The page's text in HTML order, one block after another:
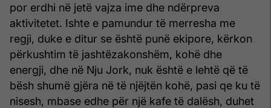
por erdhi në jetë vajza ime dhe ndërpreva
aktivitetet. Ishte e pamundur të merresha me
regji, duke e ditur se është punë ekipore, kërkon
përkushtim të jashtëzakonshëm, kohë dhe
energji, dhe në Nju Jork, nuk është e lehtë që të
bësh shumë gjëra në të njëjtën kohë, pasi qe ku të
nisesh, mbase edhe për një kafe të dalësh, duhet